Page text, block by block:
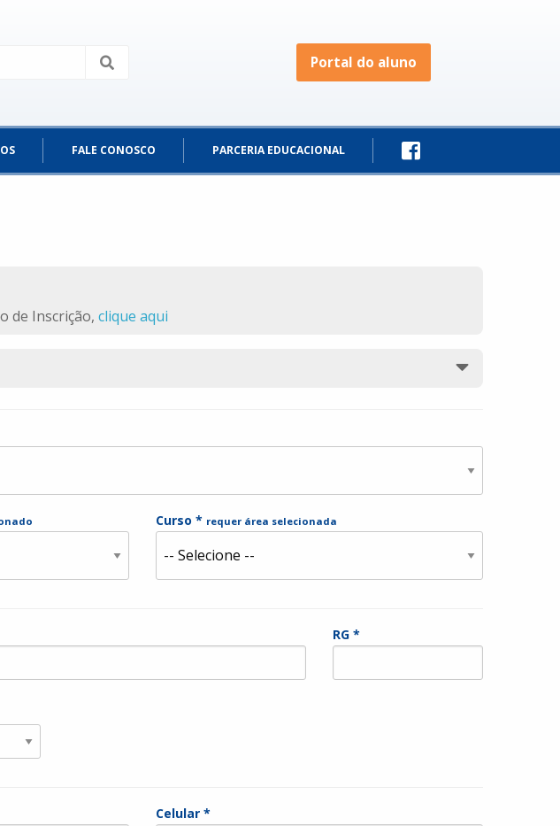
Portal do aluno
FALE CONOSCO PARCERIA EDUCACIONAL
de Inscrição, clique aqui
Curso * requer área selecionada
RG *
Celular *